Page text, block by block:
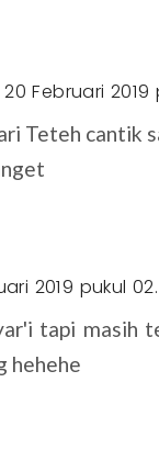
20 Februari 2019
Teteh cantik
2019 pukul
tapi masih
hehehe